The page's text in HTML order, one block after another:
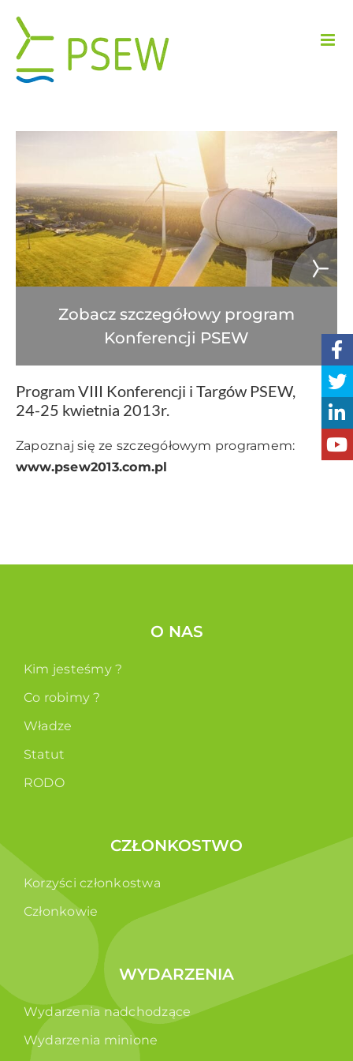
zawartości
Zobacz szczegółowy program
Konferencji PSEW
Program VIII Konferencji i Targów PSEW,
24-25 kwietnia 2013r.
Zapoznaj się ze szczegółowym programem:
www.psew2013.com.pl
O NAS
Kim jesteśmy ?
Co robimy ?
Władze
Statut
RODO
CZŁONKOSTWO
Korzyści członkostwa
Członkowie
WYDARZENIA
Wydarzenia nadchodzące
Wydarzenia minione